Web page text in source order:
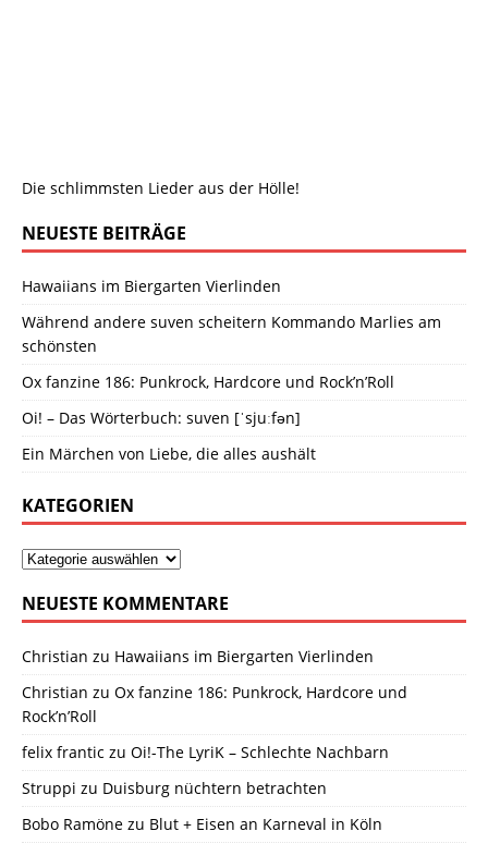
Die schlimmsten Lieder aus der Hölle!
NEUESTE BEITRÄGE
Hawaiians im Biergarten Vierlinden
Während andere suven scheitern Kommando Marlies am
schönsten
Ox fanzine 186: Punkrock, Hardcore und Rock’n’Roll
Oi! – Das Wörterbuch: suven [ˈsjuːfən]
Ein Märchen von Liebe, die alles aushält
KATEGORIEN
NEUESTE KOMMENTARE
Christian zu Hawaiians im Biergarten Vierlinden
Christian zu Ox fanzine 186: Punkrock, Hardcore und
Rock’n’Roll
felix frantic zu Oi!-The LyriK – Schlechte Nachbarn
Struppi zu Duisburg nüchtern betrachten
Bobo Ramöne zu Blut + Eisen an Karneval in Köln